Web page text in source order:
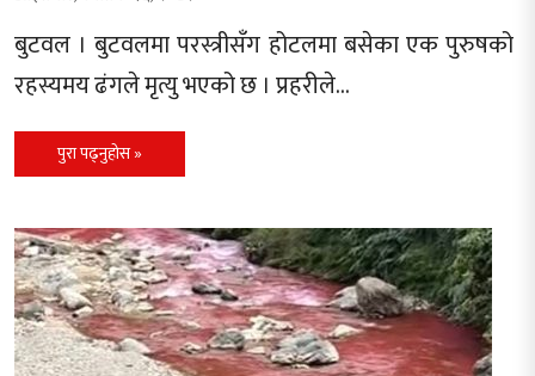
बुटवल । बुटवलमा परस्त्रीसँग होटलमा बसेका एक पुरुषको
रहस्यमय ढंगले मृत्यु भएको छ । प्रहरीले…
पुरा पढ्नुहोस »